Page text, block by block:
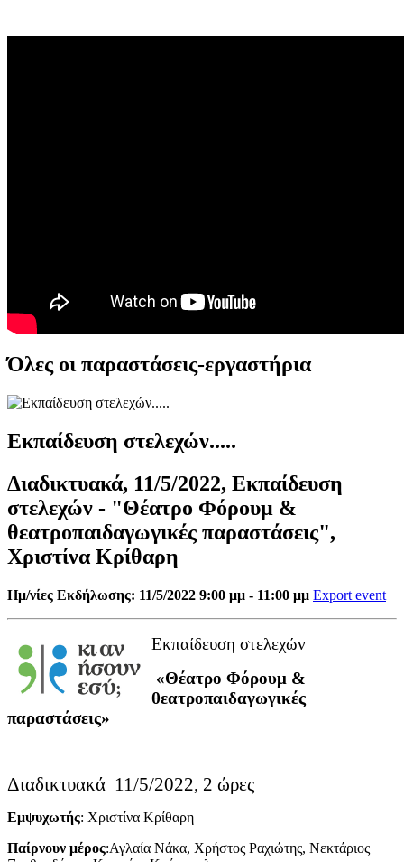
Όλες οι παραστάσεις-εργαστήρια
Εκπαίδευση στελεχών.....
Διαδικτυακά, 11/5/2022, Εκπαίδευση
στελεχών - "Θέατρο Φόρουμ &
θεατροπαιδαγωγικές παραστάσεις",
Χριστίνα Κρίθαρη
Ημ/νίες Εκδήλωσης: 11/5/2022 9:00 μμ - 11:00 μμ Export event
Εκπαίδευση στελεχών
«Θέατρο Φόρουμ &
θεατροπαιδαγωγικές
παραστάσεις»
Διαδικτυακά 11/5/2022, 2 ώρες
Εμψυχωτής: Χριστίνα Κρίθαρη
Παίρνουν μέρος:Αγλαία Νάκα, Χρήστος Ραχιώτης, Νεκτάριος